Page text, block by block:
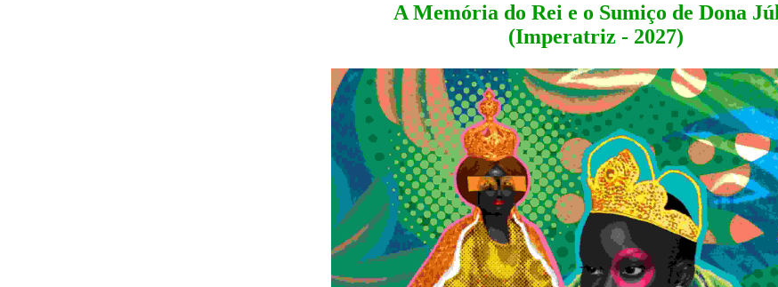
A Memória do Rei e o Sumiço de Dona
(Imperatriz - 2027)